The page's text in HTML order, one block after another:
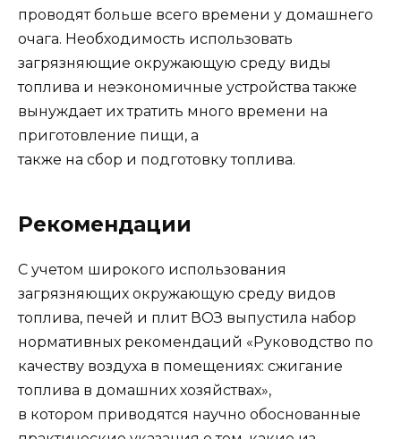
проводят больше всего времени у домашнего
очага. Необходимость использовать
загрязняющие окружающую среду виды
топлива и неэкономичные устройства также
вынуждает их тратить много времени на
приготовление пищи, а
также на сбор и подготовку топлива.
Рекомендации
С учетом широкого использования
загрязняющих окружающую среду видов
топлива, печей и плит ВОЗ выпустила набор
нормативных рекомендаций «Руководство по
качеству воздуха в помещениях: сжигание
топлива в домашних хозяйствах»,
в котором приводятся научно обоснованные